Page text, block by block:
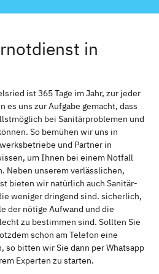
in
ist 365 Tage im Jahr, zur jeder
es uns zur Aufgabe gemacht, dass
bei Sanitärproblemen und
So bemühen wir uns in
und Partner in
um Ihnen bei einem Notfall
Neben unserem verlässlichen,
bieten wir natürlich auch Sanitär-
weniger dringend sind. sicherlich,
der nötige Aufwand und die
zu bestimmen sind. Sollten Sie
schon am Telefon eine
so bitten wir Sie dann per Whatsapp
Experten zu starten.